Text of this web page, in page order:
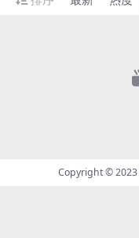
Copyright © 2023